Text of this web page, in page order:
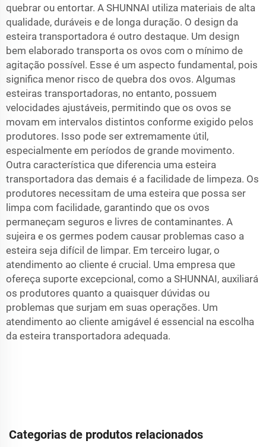
quebrar ou entortar. A SHUNNAI utiliza materiais de alta
qualidade, duráveis e de longa duração. O design da
esteira transportadora é outro destaque. Um design
bem elaborado transporta os ovos com o mínimo de
agitação possível. Esse é um aspecto fundamental, pois
significa menor risco de quebra dos ovos. Algumas
esteiras transportadoras, no entanto, possuem
velocidades ajustáveis, permitindo que os ovos se
movam em intervalos distintos conforme exigido pelos
produtores. Isso pode ser extremamente útil,
especialmente em períodos de grande movimento.
Outra característica que diferencia uma esteira
transportadora das demais é a facilidade de limpeza. Os
produtores necessitam de uma esteira que possa ser
limpa com facilidade, garantindo que os ovos
permaneçam seguros e livres de contaminantes. A
sujeira e os germes podem causar problemas caso a
esteira seja difícil de limpar. Em terceiro lugar, o
atendimento ao cliente é crucial. Uma empresa que
ofereça suporte excepcional, como a SHUNNAI, auxiliará
os produtores quanto a quaisquer dúvidas ou
problemas que surjam em suas operações. Um
atendimento ao cliente amigável é essencial na escolha
da esteira transportadora adequada.
Categorias de produtos relacionados